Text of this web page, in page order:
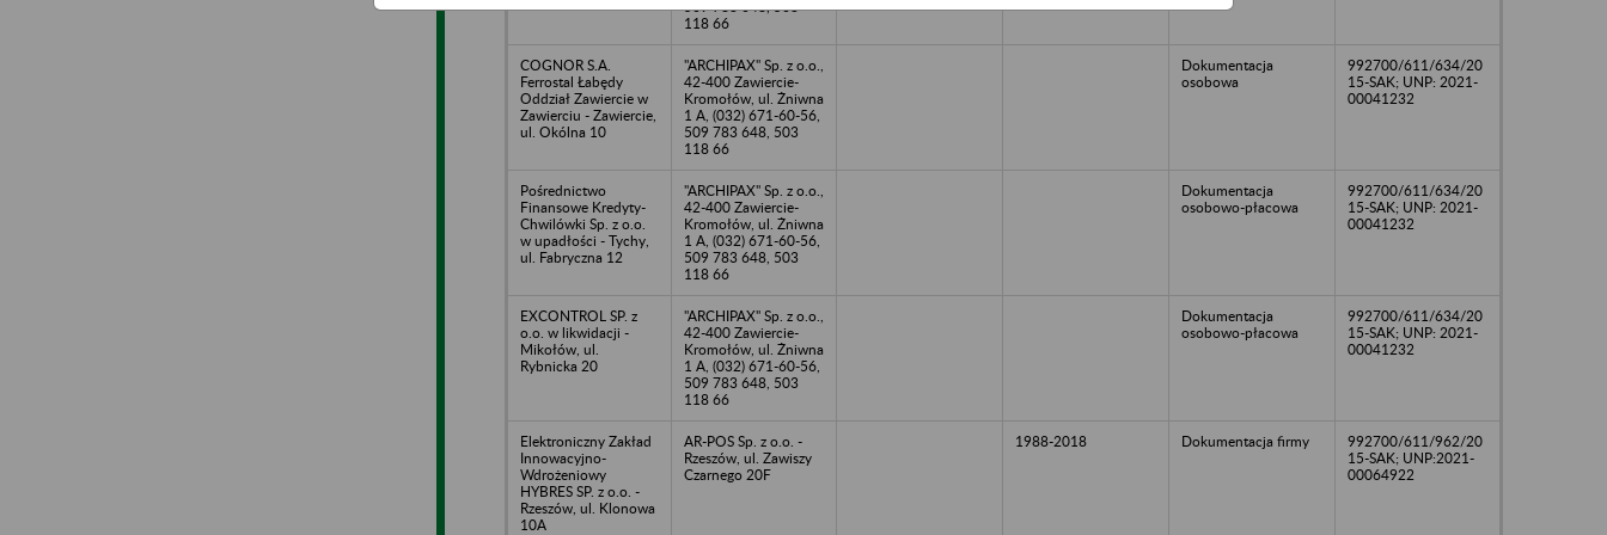
509 783 648, 503
118 66
COGNOR S.A.
Ferrostal Łabędy
Oddział Zawiercie w
Zawierciu - Zawiercie,
ul. Okólna 10
"ARCHIPAX" Sp. z o.o.,
42-400 Zawiercie-
Kromołów, ul. Żniwna
1 A, (032) 671-60-56,
509 783 648, 503
118 66
Dokumentacja
osobowa
992700/611/634/20
15-SAK; UNP: 2021-
00041232
Pośrednictwo
Finansowe Kredyty-
Chwilówki Sp. z o.o.
w upadłości - Tychy,
ul. Fabryczna 12
"ARCHIPAX" Sp. z o.o.,
42-400 Zawiercie-
Kromołów, ul. Żniwna
1 A, (032) 671-60-56,
509 783 648, 503
118 66
Dokumentacja
osobowo-płacowa
992700/611/634/20
15-SAK; UNP: 2021-
00041232
EXCONTROL SP. z
o.o. w likwidacji -
Mikołów, ul.
Rybnicka 20
"ARCHIPAX" Sp. z o.o.,
42-400 Zawiercie-
Kromołów, ul. Żniwna
1 A, (032) 671-60-56,
509 783 648, 503
118 66
Dokumentacja
osobowo-płacowa
992700/611/634/20
15-SAK; UNP: 2021-
00041232
Elektroniczny Zakład
Innowacyjno-
Wdrożeniowy
HYBRES SP. z o.o. -
Rzeszów, ul. Klonowa
10A
AR-POS Sp. z o.o. -
Rzeszów, ul. Zawiszy
Czarnego 20F
1988-2018 Dokumentacja firmy
992700/611/962/20
15-SAK; UNP:2021-
00064922